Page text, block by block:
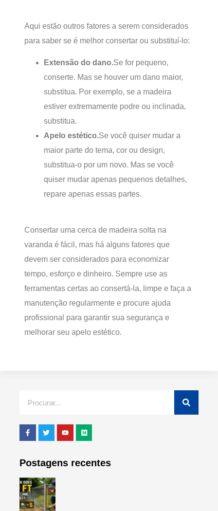
Aqui estão outros fatores a serem considerados
para saber se é melhor consertar ou substituí-lo:
Extensão do dano.Se for pequeno,
conserte. Mas se houver um dano maior,
substitua. Por exemplo, se a madeira
estiver extremamente podre ou inclinada,
substitua.
Apelo estético.Se você quiser mudar a
maior parte do tema, cor ou design,
substitua-o por um novo. Mas se você
quiser mudar apenas pequenos detalhes,
repare apenas essas partes.
Consertar uma cerca de madeira solta na
varanda é fácil, mas há alguns fatores que
devem ser considerados para economizar
tempo, esforço e dinheiro. Sempre use as
ferramentas certas ao consertá-la, limpe e faça a
manutenção regularmente e procure ajuda
profissional para garantir sua segurança e
melhorar seu apelo estético.
Postagens recentes